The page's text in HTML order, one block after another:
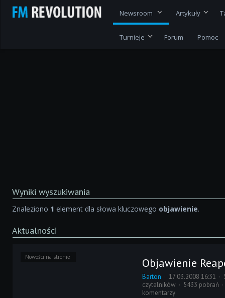
Newsroom Artykuły
Turnieje Forum Pomoc
Wyniki wyszukiwania
Znaleziono 1 element dla słowa kluczowego objawienie.
Aktualności
Nowości na stronie Objawienie
Barton 17.03.2008 16:31
czytelników
5433 pobrań
komentarzy